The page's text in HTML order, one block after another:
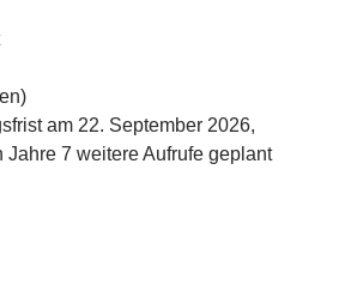
am 22. September 2026,
Jahre 7 weitere Aufrufe geplant